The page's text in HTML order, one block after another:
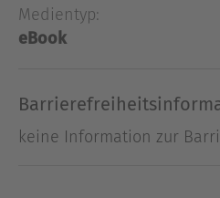
informativ und
großer Schriftsteller,
Medientyp:
eBook
keine Information zur